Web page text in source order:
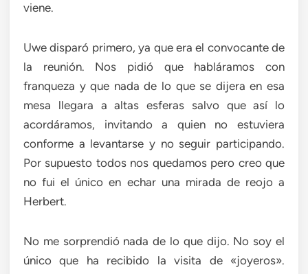
viene.
Uwe disparó primero, ya que era el convocante de
la reunión. Nos pidió que habláramos con
franqueza y que nada de lo que se dijera en esa
mesa llegara a altas esferas salvo que así lo
acordáramos, invitando a quien no estuviera
conforme a levantarse y no seguir participando.
Por supuesto todos nos quedamos pero creo que
no fui el único en echar una mirada de reojo a
Herbert.
No me sorprendió nada de lo que dijo. No soy el
único que ha recibido la visita de «joyeros».